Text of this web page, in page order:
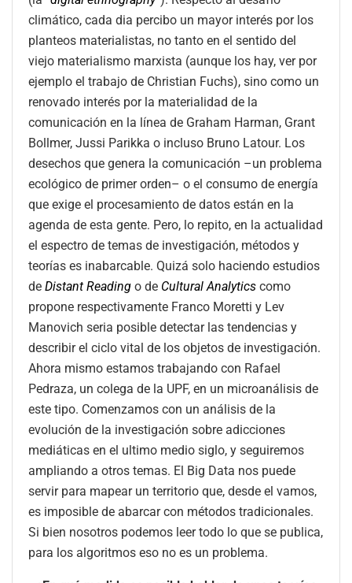
climático, cada dia percibo un mayor interés por los
planteos materialistas, no tanto en el sentido del
viejo materialismo marxista (aunque los hay, ver por
ejemplo el trabajo de Christian Fuchs), sino como un
renovado interés por la materialidad de la
comunicación en la línea de Graham Harman, Grant
Bollmer, Jussi Parikka o incluso Bruno Latour. Los
desechos que genera la comunicación –un problema
ecológico de primer orden– o el consumo de energía
que exige el procesamiento de datos están en la
agenda de esta gente. Pero, lo repito, en la actualidad
el espectro de temas de investigación, métodos y
teorías es inabarcable. Quizá solo haciendo estudios
de Distant Reading o de Cultural Analytics como
propone respectivamente Franco Moretti y Lev
Manovich seria posible detectar las tendencias y
describir el ciclo vital de los objetos de investigación.
Ahora mismo estamos trabajando con Rafael
Pedraza, un colega de la UPF, en un microanálisis de
este tipo. Comenzamos con un análisis de la
evolución de la investigación sobre adicciones
mediáticas en el ultimo medio siglo, y seguiremos
ampliando a otros temas. El Big Data nos puede
servir para mapear un territorio que, desde el vamos,
es imposible de abarcar con métodos tradicionales.
Si bien nosotros podemos leer todo lo que se publica,
para los algoritmos eso no es un problema.